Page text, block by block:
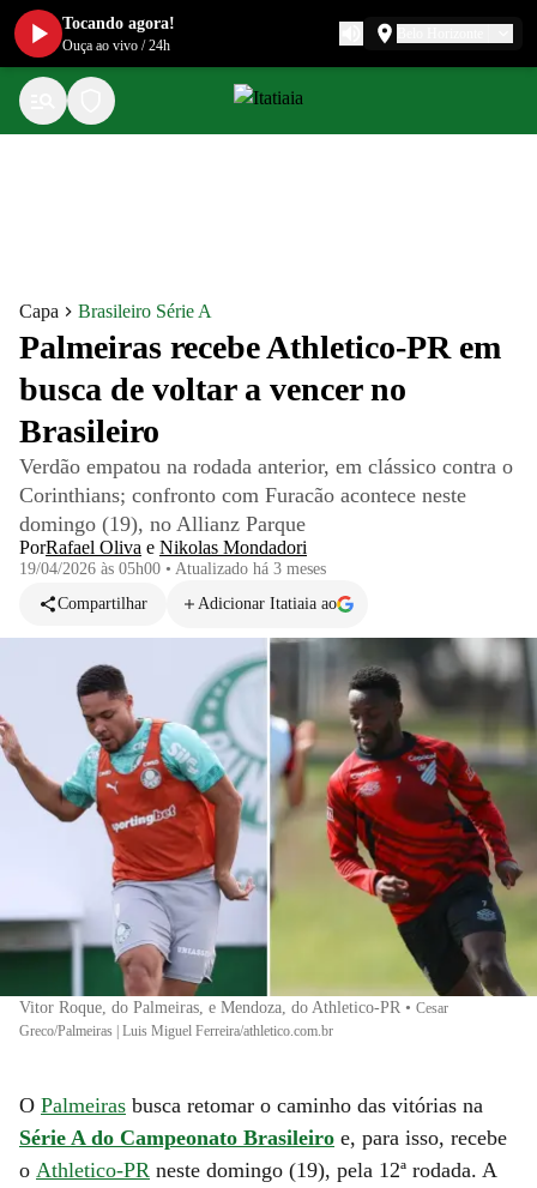
Capa Brasileiro Série A
Palmeiras recebe Athletico-PR em
busca de voltar a vencer no
Brasileiro
Verdão empatou na rodada anterior, em clássico contra o
Corinthians; confronto com Furacão acontece neste
domingo (19), no Allianz Parque
PorRafael Oliva e Nikolas Mondadori
19/04/2026 às 05h00 • Atualizado há 3 meses
Compartilhar
Adicionar Itatiaia ao
Vitor Roque, do Palmeiras, e Mendoza, do Athletico-PR • Cesar
Greco/Palmeiras | Luis Miguel Ferreira/athletico.com.br
O Palmeiras busca retomar o caminho das vitórias na
Série A do Campeonato Brasileiro e, para isso, recebe
o Athletico-PR neste domingo (19), pela 12ª rodada. A
Tocando agora!
Ouça ao vivo /24h